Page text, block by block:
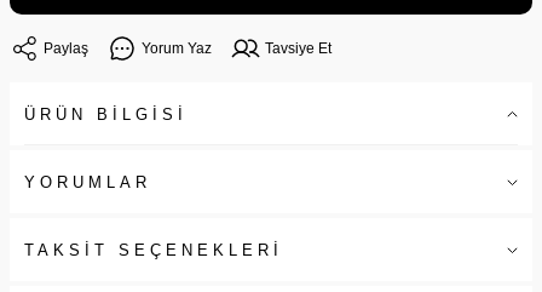
Paylaş Yorum Yaz Tavsiye Et
ÜRÜN BİLGİSİ
YORUMLAR
TAKSİT SEÇENEKLERİ